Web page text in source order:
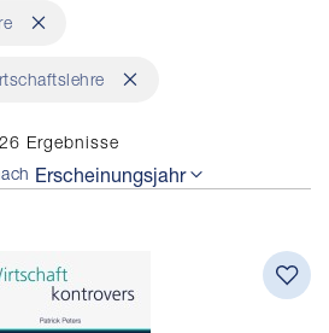
Dies
Dies
26 Ergebnisse
Erscheinungsjahr